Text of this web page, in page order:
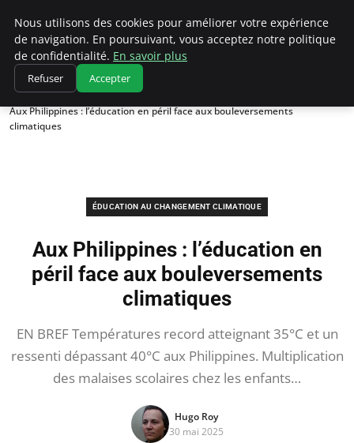
Climatedebtagents
Accueil
Éducation au changement climatique
Aux Philippines : l’éducation en péril face aux bouleversements
climatiques
ÉDUCATION AU CHANGEMENT CLIMATIQUE
Aux Philippines : l’éducation en
péril face aux bouleversements
climatiques
EN BREF Températures record atteignant 35°C et un
ressenti dépassant 40°C aux Philippines. Multiplication
des malaises scolaires chez les enfants…
Hugo Roy
30 mai 2025
Nous utilisons des cookies pour améliorer votre expérience
de navigation. En poursuivant, vous acceptez notre politique
de confidentialité. En savoir plus
Refuser Accepter